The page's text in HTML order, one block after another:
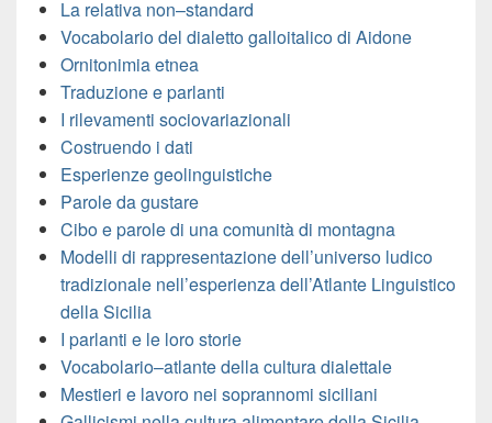
La relativa non–standard
Vocabolario del dialetto galloitalico di Aidone
Ornitonimia etnea
Traduzione e parlanti
I rilevamenti sociovariazionali
Costruendo i dati
Esperienze geolinguistiche
Parole da gustare
Cibo e parole di una comunità di montagna
Modelli di rappresentazione dell’universo ludico
tradizionale nell’esperienza dell’Atlante Linguistico
della Sicilia
I parlanti e le loro storie
Vocabolario–atlante della cultura dialettale
Mestieri e lavoro nei soprannomi siciliani